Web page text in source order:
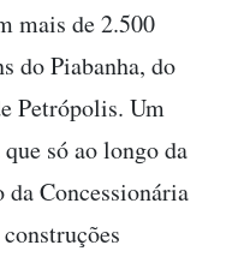
mais de 2.500
do Piabanha, do
Petrópolis. Um
só ao longo da
Concessionária